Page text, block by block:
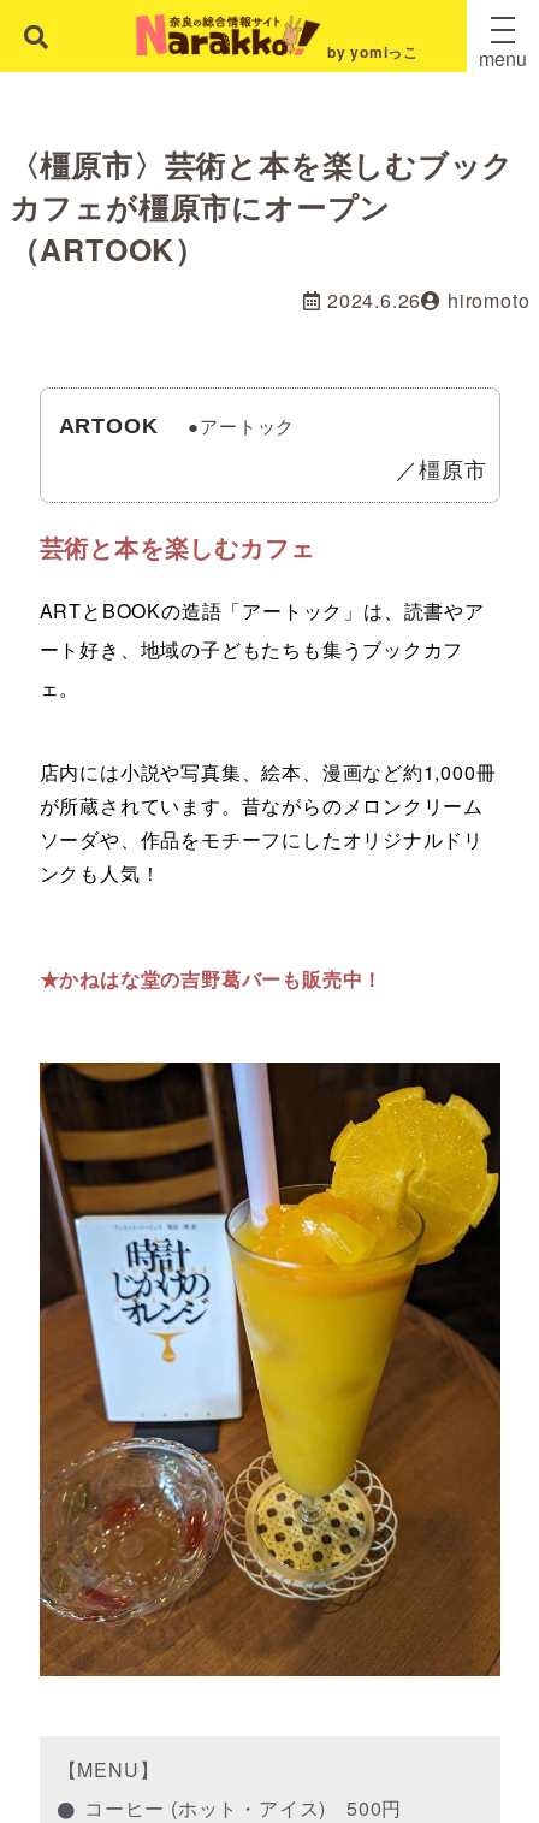
by yomiっこ menu
〈橿原市〉芸術と本を楽しむブック
カフェが橿原市にオープン
（ARTOOK）
2024.6.26 hiromoto
ARTOOK ●アートック
／橿原市
芸術と本を楽しむカフェ
ARTとBOOKの造語「アートック」は、読書やア
ート好き、地域の子どもたちも集うブックカフ
ェ。
店内には小説や写真集、絵本、漫画など約1,000冊
が所蔵されています。昔ながらのメロンクリーム
ソーダや、作品をモチーフにしたオリジナルドリ
ンクも人気！
★かねはな堂の吉野葛バーも販売中！
【MENU】
コーヒー (ホット・アイス) 500円